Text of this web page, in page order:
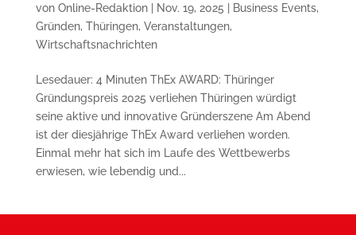
von Online-Redaktion| Nov. 19, 2025 | Business Events,
Gründen, Thüringen, Veranstaltungen,
Wirtschaftsnachrichten
Lesedauer: 4 Minuten ThEx AWARD: Thüringer
Gründungspreis 2025 verliehen Thüringen würdigt
seine aktive und innovative Gründerszene Am Abend
ist der diesjährige ThEx Award verliehen worden.
Einmal mehr hat sich im Laufe des Wettbewerbs
erwiesen, wie lebendig und...